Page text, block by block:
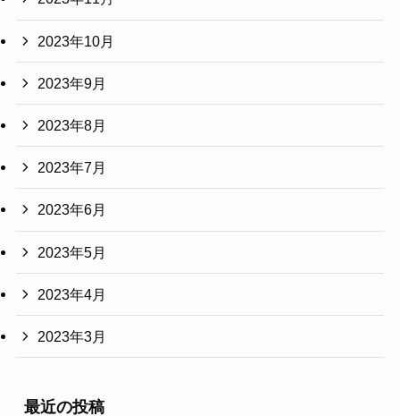
2023年10月
2023年9月
2023年8月
2023年7月
2023年6月
2023年5月
2023年4月
2023年3月
最近の投稿